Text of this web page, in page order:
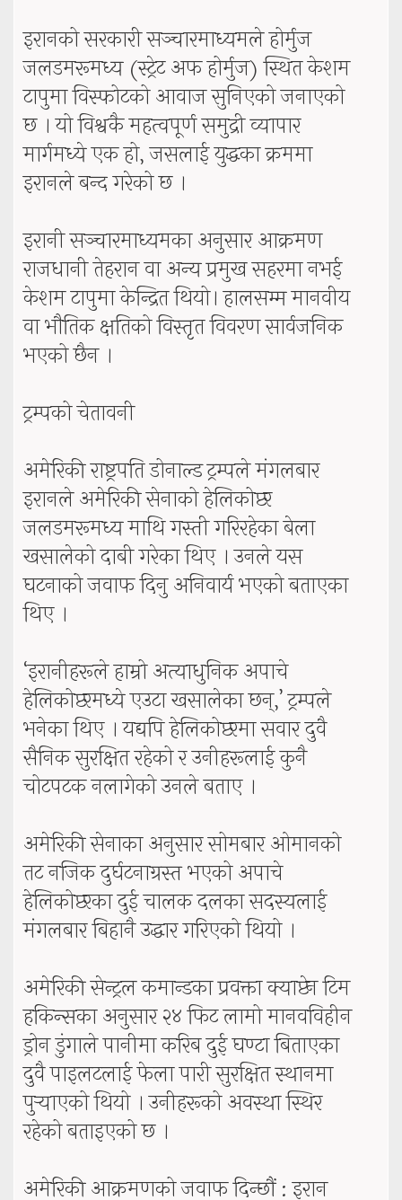
इरानको सरकारी सञ्चारमाध्यमले होर्मुज
जलडमरूमध्य (स्ट्रेट अफ होर्मुज) स्थित केशम
टापुमा विस्फोटको आवाज सुनिएको जनाएको
छ । यो विश्वकै महत्वपूर्ण समुद्री व्यापार
मार्गमध्ये एक हो, जसलाई युद्धका क्रममा
इरानले बन्द गरेको छ ।
इरानी सञ्चारमाध्यमका अनुसार आक्रमण
राजधानी तेहरान वा अन्य प्रमुख सहरमा नभई
केशम टापुमा केन्द्रित थियो। हालसम्म मानवीय
वा भौतिक क्षतिको विस्तृत विवरण सार्वजनिक
भएको छैन ।
ट्रम्पको चेतावनी
अमेरिकी राष्ट्रपति डोनाल्ड ट्रम्पले मंगलबार
इरानले अमेरिकी सेनाको हेलिकोप्टर
जलडमरूमध्य माथि गस्ती गरिरहेका बेला
खसालेको दाबी गरेका थिए । उनले यस
घटनाको जवाफ दिनु अनिवार्य भएको बताएका
थिए ।
‘इरानीहरूले हाम्रो अत्याधुनिक अपाचे
हेलिकोप्टरमध्ये एउटा खसालेका छन्,’ ट्रम्पले
भनेका थिए । यद्यपि हेलिकोप्टरमा सवार दुवै
सैनिक सुरक्षित रहेको र उनीहरूलाई कुनै
चोटपटक नलागेको उनले बताए ।
अमेरिकी सेनाका अनुसार सोमबार ओमानको
तट नजिक दुर्घटनाग्रस्त भएको अपाचे
हेलिकोप्टरका दुई चालक दलका सदस्यलाई
मंगलबार बिहानै उद्धार गरिएको थियो ।
अमेरिकी सेन्ट्रल कमान्डका प्रवक्ता क्याप्टेन टिम
हकिन्सका अनुसार २४ फिट लामो मानवविहीन
ड्रोन डुंगाले पानीमा करिब दुई घण्टा बिताएका
दुवै पाइलटलाई फेला पारी सुरक्षित स्थानमा
पुर्‍याएको थियो । उनीहरूको अवस्था स्थिर
रहेको बताइएको छ ।
अमेरिकी आक्रमणको जवाफ दिन्छौं : इरान